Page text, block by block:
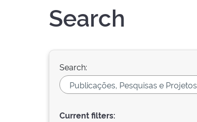
Search
Search:
Current filters: